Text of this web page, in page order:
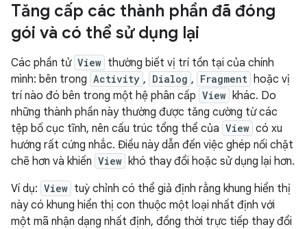
Tăng cấp các thành phần đã đóng
gói và có thể sử dụng lại
Các phần tử View thường biết vị trí tồn tại của chính
mình: bên trong Activity , Dialog , Fragment hoặc vị
trí nào đó bên trong một hệ phân cấp View khác. Do
những thành phần này thường được tăng cường từ các
tệp bố cục tĩnh, nên cấu trúc tổng thể của View có xu
hướng rất cứng nhắc. Điều này dẫn đến việc ghép nối chặt
chẽ hơn và khiến View khó thay đổi hoặc sử dụng lại hơn.
Ví dụ: View tuỳ chỉnh có thể giả định rằng khung hiển thị
này có khung hiển thị con thuộc một loại nhất định với
một mã nhận dạng nhất định, đồng thời trực tiếp thay đổi